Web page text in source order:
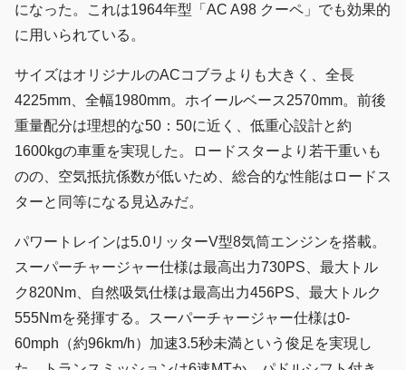
になった。これは1964年型「AC A98 クーペ」でも効果的
に用いられている。
サイズはオリジナルのACコブラよりも大きく、全長
4225mm、全幅1980mm。ホイールベース2570mm。前後
重量配分は理想的な50：50に近く、低重心設計と約
1600kgの車重を実現した。ロードスターより若干重いも
のの、空気抵抗係数が低いため、総合的な性能はロードス
ターと同等になる見込みだ。
パワートレインは5.0リッターV型8気筒エンジンを搭載。
スーパーチャージャー仕様は最高出力730PS、最大トル
ク820Nm、自然吸気仕様は最高出力456PS、最大トルク
555Nmを発揮する。スーパーチャージャー仕様は0-
60mph（約96km/h）加速3.5秒未満という俊足を実現し